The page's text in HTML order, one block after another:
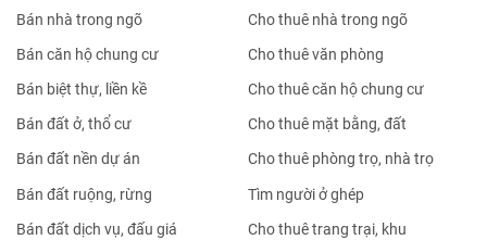
Bán nhà trong ngõ
Bán căn hộ chung cư
Bán biệt thự, liền kề
Bán đất ở, thổ cư
Bán đất nền dự án
Bán đất ruộng, rừng
Bán đất dịch vụ, đấu giá
Cho thuê nhà trong ngõ
Cho thuê văn phòng
Cho thuê căn hộ chung cư
Cho thuê mặt bằng, đất
Cho thuê phòng trọ, nhà trọ
Tìm người ở ghép
Cho thuê trang trại, khu